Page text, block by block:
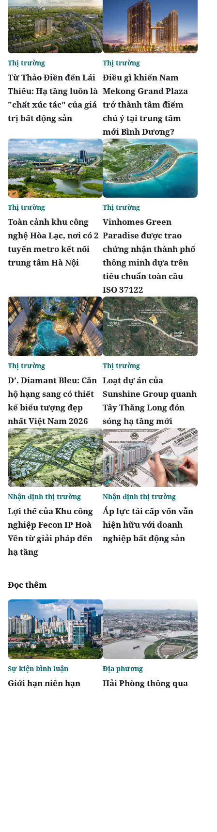
Từ Thảo Điền đến Lái
Thiêu: Hạ tầng luôn là
"chất xúc tác" của giá
trị bất động sản
Thị trường
Điều gì khiến Nam
Mekong Grand Plaza
trở thành tâm điểm
chú ý tại trung tâm
mới Bình Dương?
Thị trường
Toàn cảnh khu công
nghệ Hòa Lạc, nơi có 2
tuyến metro kết nối
trung tâm Hà Nội
Thị trường
Vinhomes Green
Paradise được trao
chứng nhận thành phố
thông minh dựa trên
tiêu chuẩn toàn cầu
ISO 37122
Thị trường
D’. Diamant Bleu: Căn
hộ hạng sang có thiết
kế biểu tượng đẹp
nhất Việt Nam 2026
Thị trường
Loạt dự án của
Sunshine Group quanh
Tây Thăng Long đón
sóng hạ tầng mới
Thị trường
Lợi thế của Khu công
nghiệp Fecon IP Hoà
Yên từ giải pháp đến
hạ tầng
Nhận định thị trường
Áp lực tái cấp vốn vẫn
hiện hữu với doanh
nghiệp bất động sản
Nhận định thị trường
Đọc thêm
Giới hạn niên hạn
Sự kiện bình luận
Hải Phòng thông qua
Địa phương